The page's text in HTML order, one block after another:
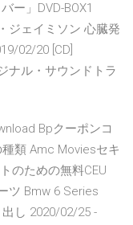
ー」DVD-BOX1
ジェイミソン 心臓発
02/20 [CD]
ナル・サウンドトラ
Bpクーポンコ
類 Amc Moviesセキ
のための無料CEU
ツ Bmw 6 Series
し 2020/02/25 -